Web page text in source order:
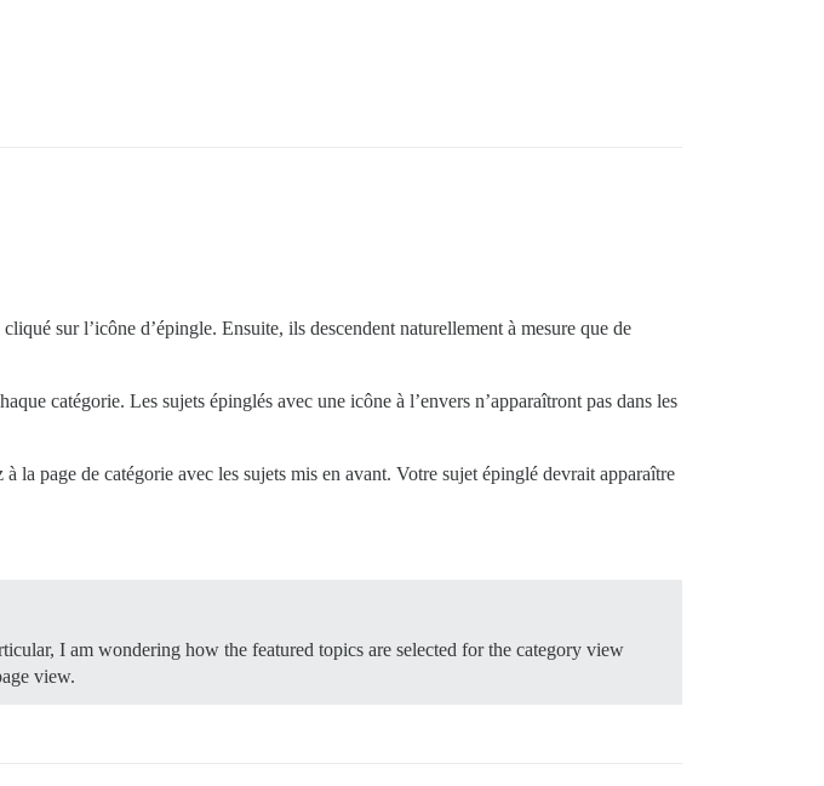
sur l’icône d’épingle. Ensuite, ils descendent naturellement à mesure que de
catégorie. Les sujets épinglés avec une icône à l’envers n’apparaîtront pas dans les
page de catégorie avec les sujets mis en avant. Votre sujet épinglé devrait apparaître
I am wondering how the featured topics are selected for the category view
view.